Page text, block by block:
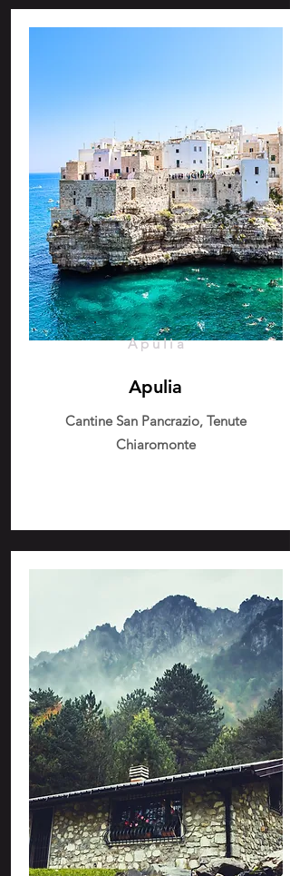
Apulia
Apulia
Cantine San Pancrazio, Tenute
Chiaromonte